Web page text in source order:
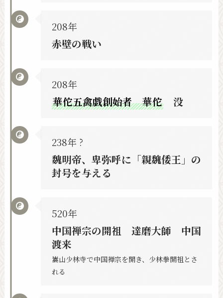
208年
赤壁の戦い
208年
華佗五禽戯創始者 華佗 没
238年 ?
魏明帝、卑弥呼に「親魏倭王」の
封号を与える
520年
中国禅宗の開祖 達磨大師 中国
渡来
嵩山少林寺で中国禅宗を開き、少林拳開祖とさ
れる